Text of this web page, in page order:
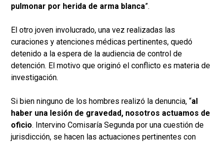
pulmonar por herida de arma blanca”.
El otro joven involucrado, una vez realizadas las
curaciones y atenciones médicas pertinentes, quedó
detenido a la espera de la audiencia de control de
detención. El motivo que originó el conflicto es materia de
investigación.
Si bien ninguno de los hombres realizó la denuncia, “al
haber una lesión de gravedad, nosotros actuamos de
oficio. Intervino Comisaría Segunda por una cuestión de
jurisdicción, se hacen las actuaciones pertinentes con